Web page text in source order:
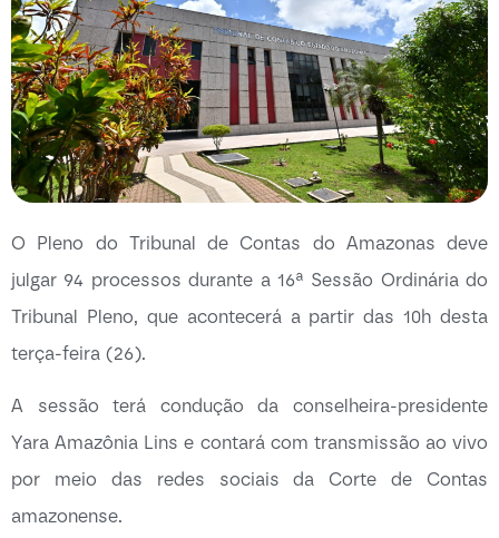
O Pleno do Tribunal de Contas do Amazonas deve
julgar 94 processos durante a 16ª Sessão Ordinária do
Tribunal Pleno, que acontecerá a partir das 10h desta
terça-feira (26).
A sessão terá condução da conselheira-presidente
Yara Amazônia Lins e contará com transmissão ao vivo
por meio das redes sociais da Corte de Contas
amazonense.